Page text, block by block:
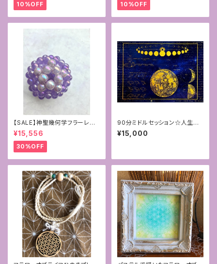
10%OFF 10%OFF
【SALE】神聖幾何学フラーレン~
パープルカルセドニー×ラベンダ
ーアメジスト10mm
¥15,556
30%OFF
90分ミドルセッション☆人生が
好転する星読みカウンセリング
¥15,000